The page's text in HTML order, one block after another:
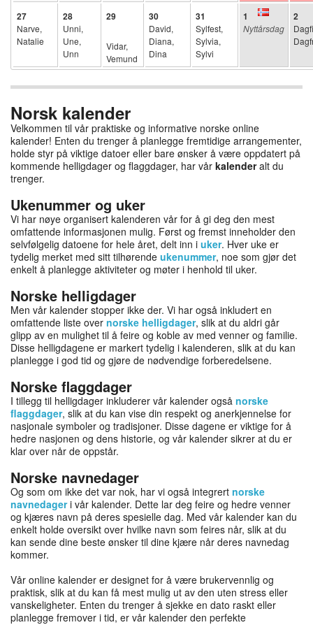
27
Narve,
Natalie
28
Unni,
Une,
Unn
29
Vidar,
Vemund
30
David,
Diana,
Dina
31
Sylfest,
Sylvia,
Sylvi
1
Nyttårsdag
2
Norsk kalender
Velkommen til vår praktiske og informative norske online
kalender! Enten du trenger å planlegge fremtidige arrangementer,
holde styr på viktige datoer eller bare ønsker å være oppdatert på
kommende helligdager og flaggdager, har vår kalenderalt du
trenger.
Ukenummer og uker
Vi har nøye organisert kalenderen vår for å gi deg den mest
omfattende informasjonen mulig. Først og fremst inneholder den
selvfølgelig datoene for hele året, delt inn i uker. Hver uke er
tydelig merket med sitt tilhørende ukenummer, noe som gjør det
enkelt å planlegge aktiviteter og møter i henhold til uker.
Norske helligdager
Men vår kalender stopper ikke der. Vi har også inkludert en
omfattende liste over norske helligdager, slik at du aldri går
glipp av en mulighet til å feire og koble av med venner og familie.
Disse helligdagene er markert tydelig i kalenderen, slik at du kan
planlegge i god tid og gjøre de nødvendige forberedelsene.
Norske flaggdager
I tillegg til helligdager inkluderer vår kalender også norske
flaggdager, slik at du kan vise din respekt og anerkjennelse for
nasjonale symboler og tradisjoner. Disse dagene er viktige for å
hedre nasjonen og dens historie, og vår kalender sikrer at du er
klar over når de oppstår.
Norske navnedager
Og som om ikke det var nok, har vi også integrert norske
navnedageri vår kalender. Dette lar deg feire og hedre venner
og kjæres navn på deres spesielle dag. Med vår kalender kan du
enkelt holde oversikt over hvilke navn som feires når, slik at du
kan sende dine beste ønsker til dine kjære når deres navnedag
kommer.
Vår online kalender er designet for å være brukervennlig og
praktisk, slik at du kan få mest mulig ut av den uten stress eller
vanskeligheter. Enten du trenger å sjekke en dato raskt eller
planlegge fremover i tid, er vår kalender den perfekte